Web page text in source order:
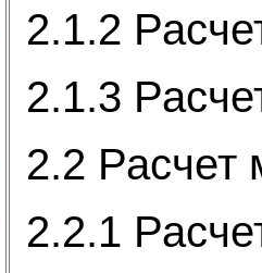
2.1.2
2.1.3
2.2 Расчет
2.2.1